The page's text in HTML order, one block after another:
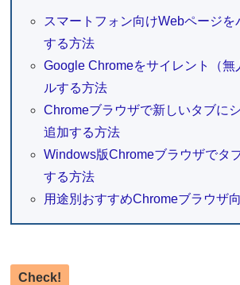
スマートフォン向けWebページを
する方法
Google Chromeをサイレント（無
ルする方法
Chromeブラウザで新しいタブに
追加する方法
Windows版Chromeブラウザでタ
する方法
用途別おすすめChromeブラウザ
Check!